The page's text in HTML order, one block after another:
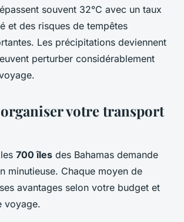
souvent 32°C avec un taux
et des risques de tempêtes
Les précipitations deviennent
perturber considérablement
votre transport
700 îles des Bahamas demande
minutieuse. Chaque moyen de
avantages selon votre budget et
voyage.